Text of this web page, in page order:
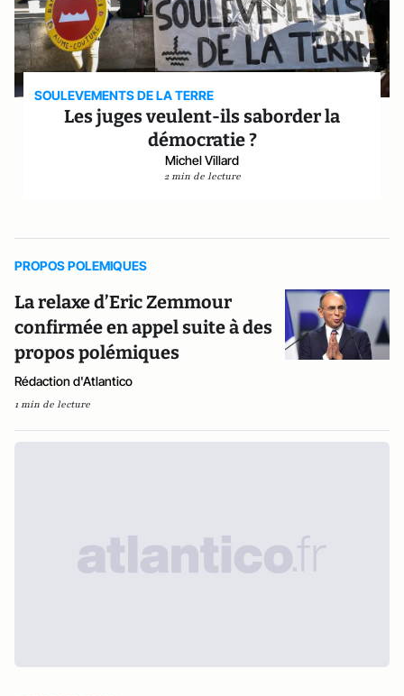
SOULEVEMENTS DE LA TERRE
Les juges veulent-ils saborder la
démocratie ?
Michel Villard
2 min de lecture
PROPOS POLEMIQUES
La relaxe d’Eric Zemmour
confirmée en appel suite à des
propos polémiques
Rédaction d'Atlantico
1 min de lecture